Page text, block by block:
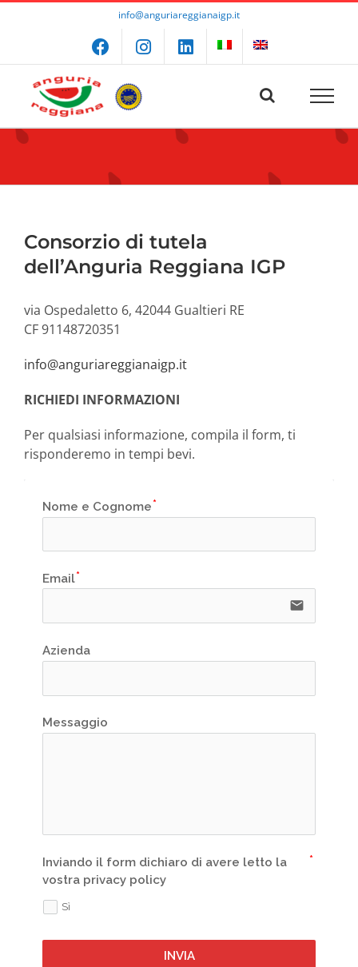
info@anguriareggianaigp.it
Consorzio di tutela
dell’Anguria Reggiana IGP
via Ospedaletto 6, 42044 Gualtieri RE
CF 91148720351
info@anguriareggianaigp.it
RICHIEDI INFORMAZIONI
Per qualsiasi informazione, compila il form, ti
risponderemo in tempi bevi.
Nome e Cognome
Email
email
Azienda
Messaggio
Inviando il form dichiaro di avere letto la
vostra privacy policy
Sì
INVIA